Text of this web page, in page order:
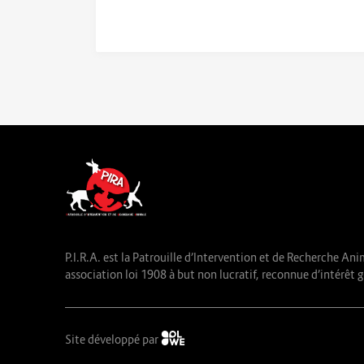
P.I.R.A. est la Patrouille d’Intervention et de Recherche
association loi 1908 à but non lucratif, reconnue d’intérêt
Site développé par